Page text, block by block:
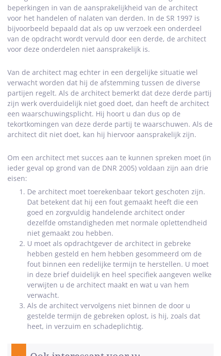
beperkingen in van de aansprakelijkheid van de architect
voor het handelen of nalaten van derden. In de SR 1997 is
bijvoorbeeld bepaald dat als op uw verzoek een onderdeel
van de opdracht wordt vervuld door een derde, de architect
voor deze onderdelen niet aansprakelijk is.
Van de architect mag echter in een dergelijke situatie wel
verwacht worden dat hij de afstemming tussen de diverse
partijen regelt. Als de architect bemerkt dat deze derde partij
zijn werk overduidelijk niet goed doet, dan heeft de architect
een waarschuwingsplicht. Hij hoort u dan dus op de
tekortkomingen van deze derde partij te waarschuwen. Als de
architect dit niet doet, kan hij hiervoor aansprakelijk zijn.
Om een architect met succes aan te kunnen spreken moet (in
ieder geval op grond van de DNR 2005) voldaan zijn aan drie
eisen:
De architect moet toerekenbaar tekort geschoten zijn.
Dat betekent dat hij een fout gemaakt heeft die een
goed en zorgvuldig handelende architect onder
dezelfde omstandigheden met normale oplettendheid
niet gemaakt zou hebben.
U moet als opdrachtgever de architect in gebreke
hebben gesteld en hem hebben gesommeerd om de
fout binnen een redelijke termijn te herstellen. U moet
in deze brief duidelijk en heel specifiek aangeven welke
verwijten u de architect maakt en wat u van hem
verwacht.
Als de architect vervolgens niet binnen de door u
gestelde termijn de gebreken oplost, is hij, zoals dat
heet, in verzuim en schadeplichtig.